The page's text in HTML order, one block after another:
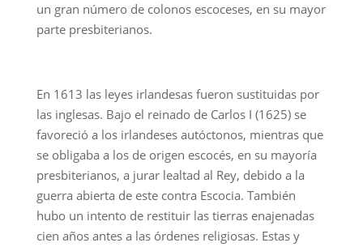
un gran número de colonos escoceses, en su mayor
parte presbiterianos.
En 1613 las leyes irlandesas fueron sustituidas por
las inglesas. Bajo el reinado de Carlos I (1625) se
favoreció a los irlandeses autóctonos, mientras que
se obligaba a los de origen escocés, en su mayoría
presbiterianos, a jurar lealtad al Rey, debido a la
guerra abierta de este contra Escocia. También
hubo un intento de restituir las tierras enajenadas
cien años antes a las órdenes religiosas. Estas y